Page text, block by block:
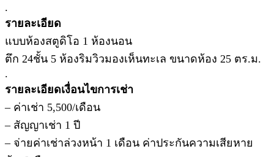
.
รายละเอียด
แบบห้องสตูดิโอ 1 ห้องนอน
ตึก 24ชั้น 5 ห้องริมวิวมองเห็นทะเล ขนาดห้อง 25 ตร.ม.
.
รายละเอียดเงื่อนไขการเช่า
– ค่าเช่า 5,500/เดือน
– สัญญาเช่า 1 ปี
– จ่ายค่าเช่าล่วงหน้า 1 เดือน ค่าประกันความเสียหาย